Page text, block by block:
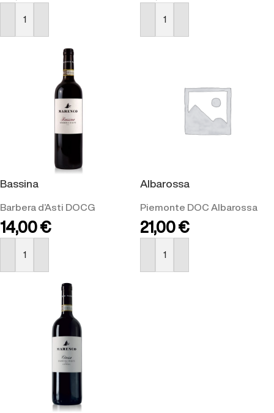
BUY NOW BUY NOW
Bassina
Barbera d’Asti DOCG
14,00 €
BUY NOW
Albarossa
Piemonte DOC Albarossa
21,00 €
BUY NOW